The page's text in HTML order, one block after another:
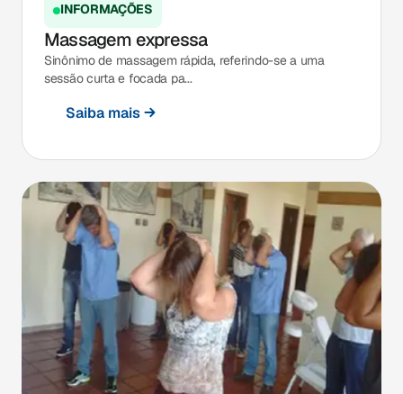
INFORMAÇÕES
Massagem expressa
Sinônimo de massagem rápida, referindo-se a uma
sessão curta e focada pa...
Saiba mais